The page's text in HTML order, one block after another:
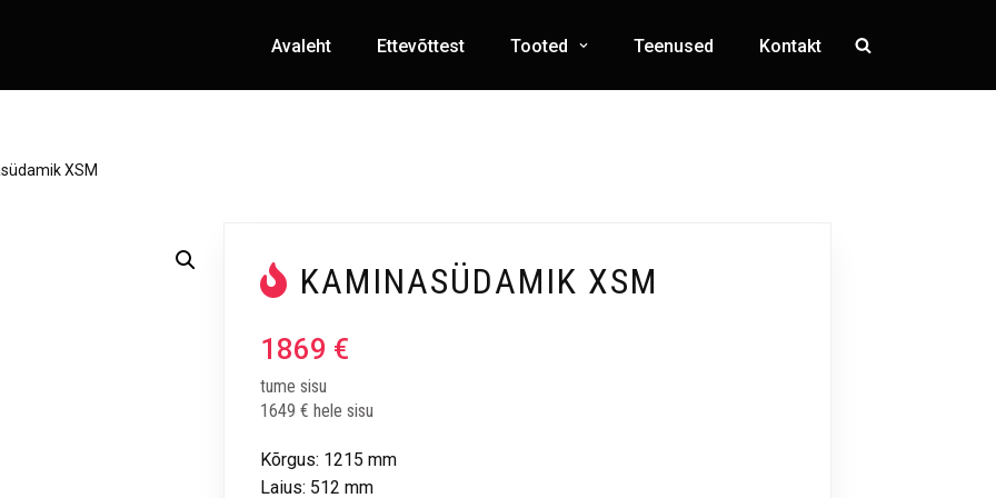
Avaleht Ettevõttest Tooted Teenused Kontakt
XSM
KAMINASÜDAMIK XSM
1869 €
tume sisu
1649 € hele sisu
Kõrgus: 1215mm
Laius: 512mm